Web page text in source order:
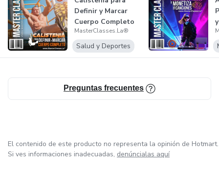
Definir y Marcar
Cuerpo Completo
MasterClasses.La®
Salud y Deportes
Preguntas frecuentes
El contenido de este producto no representa la opinión de Hotmart.
Si ves informaciones inadecuadas, denúncialas aquí